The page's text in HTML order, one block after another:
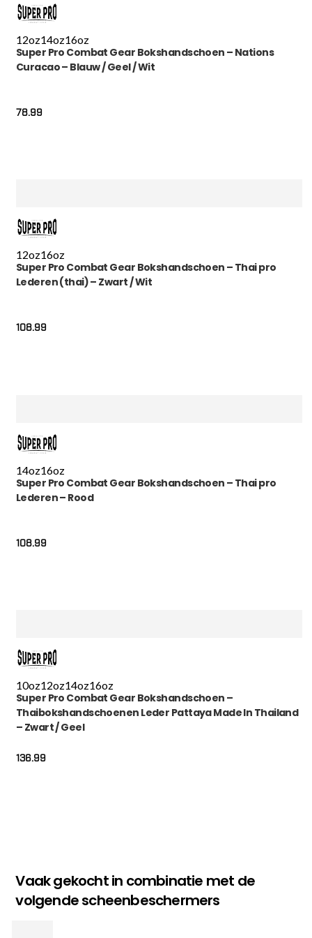
12oz14oz16oz
Super Pro Combat Gear Bokshandschoen – Nations
Curacao – Blauw / Geel / Wit
78.99
12oz16oz
Super Pro Combat Gear Bokshandschoen – Thai pro
Lederen (thai) – Zwart / Wit
108.99
14oz16oz
Super Pro Combat Gear Bokshandschoen – Thai pro
Lederen – Rood
108.99
10oz12oz14oz16oz
Super Pro Combat Gear Bokshandschoen –
Thaibokshandschoenen Leder Pattaya Made In Thailand
– Zwart / Geel
136.99
Vaak gekocht in combinatie met de
volgende scheenbeschermers